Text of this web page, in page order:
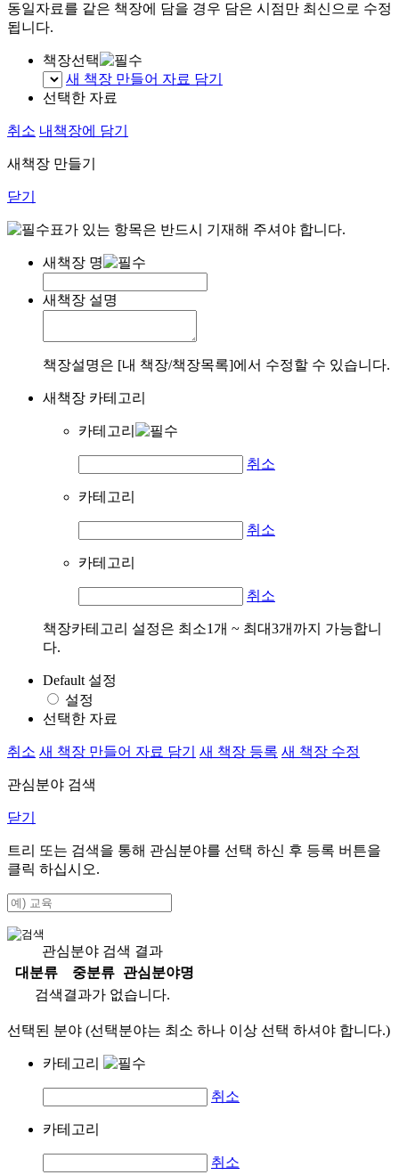
동일자료를 같은 책장에 담을 경우 담은 시점만 최신으로 수정
됩니다.
책장선택
새 책장 만들어 자료 담기
선택한 자료
취소 내책장에 담기
새책장 만들기
닫기
표가 있는 항목은 반드시 기재해 주셔야 합니다.
새책장 명
새책장 설명
책장설명은 [내 책장/책장목록]에서 수정할 수 있습니다.
새책장 카테고리
카테고리
취소
카테고리
취소
카테고리
취소
책장카테고리 설정은 최소1개 ~ 최대3개까지 가능합니
다.
Default 설정
설정
선택한 자료
취소 새 책장 만들어 자료 담기 새 책장 등록 새 책장 수정
관심분야 검색
닫기
트리 또는 검색을 통해 관심분야를 선택 하신 후 등록 버튼을
클릭 하십시오.
관심분야 검색 결과
대분류
중분류
관심분야명
검색결과가 없습니다.
선택된 분야 (선택분야는 최소 하나 이상 선택 하셔야 합니다.)
카테고리
취소
카테고리
취소